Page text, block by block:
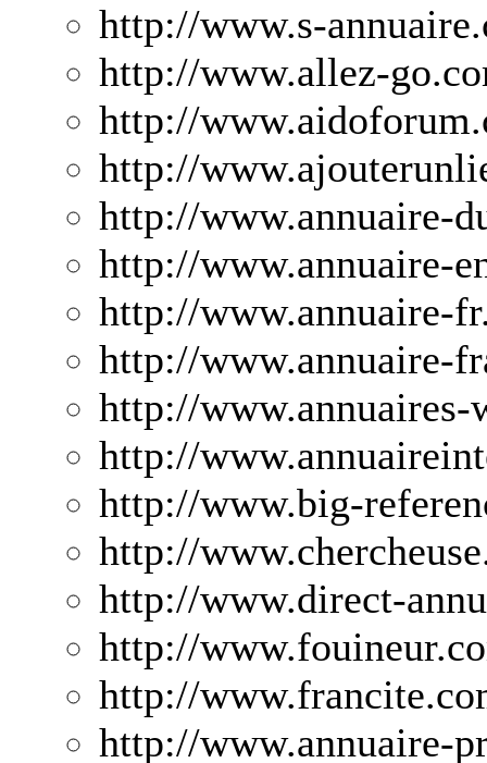
http://www.s-
http://www.allez-
http://
http://
http://www.annuaire-
http://www.annuaire-
http://www.annuaire-
http://www.annuaire-
http://www.annuaires-
http://
http://www.big-
http://
http://www.direct-
http://
http://
http://www.annuaire-